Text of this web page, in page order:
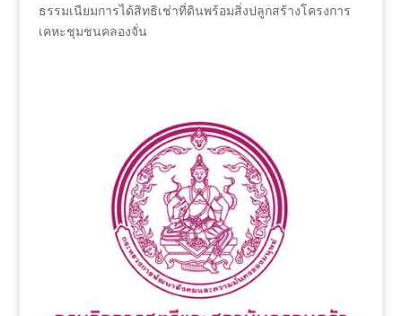
ธรรมเนียมการได้สิทธิเช่าที่ดินพร้อมสิ่งปลูกสร้างโครงการ
เคหะชุมชนคลองจั่น